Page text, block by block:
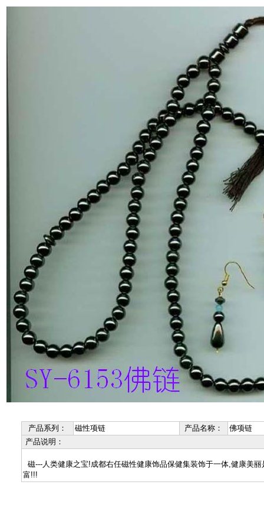
产品系列： 磁性项链 产品名称：
佛项链
产品说明：
磁---人类健康之宝!成都右任磁性健康饰品保健集装饰于一体,健康美
富!!!